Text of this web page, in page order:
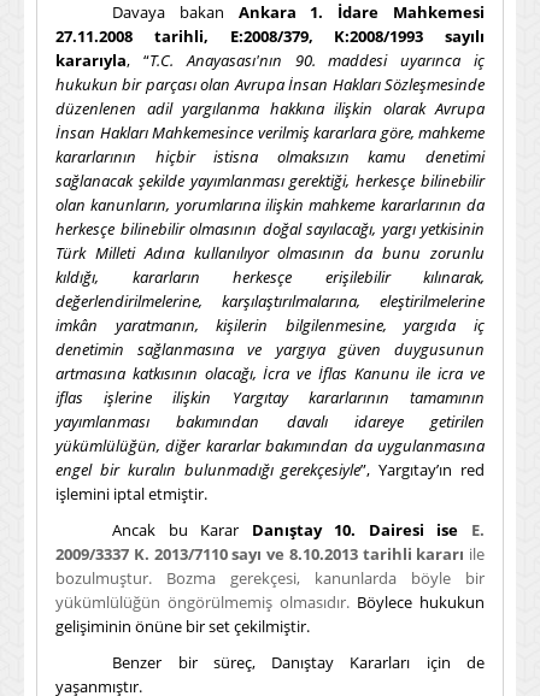
Davaya bakan Ankara 1. İdare Mahkemesi
27.11.2008 tarihli, E:2008/379, K:2008/1993 sayılı
kararıyla, “T.C. Anayasası'nın 90. maddesi uyarınca iç
hukukun bir parçası olan Avrupa İnsan Hakları Sözleşmesinde
düzenlenen adil yargılanma hakkına ilişkin olarak Avrupa
İnsan Hakları Mahkemesince verilmiş kararlara göre, mahkeme
kararlarının hiçbir istisna olmaksızın kamu denetimi
sağlanacak şekilde yayımlanması gerektiği, herkesçe bilinebilir
olan kanunların, yorumlarına ilişkin mahkeme kararlarının da
herkesçe bilinebilir olmasının doğal sayılacağı, yargı yetkisinin
Türk Milleti Adına kullanılıyor olmasının da bunu zorunlu
kıldığı, kararların herkesçe erişilebilir kılınarak,
değerlendirilmelerine, karşılaştırılmalarına, eleştirilmelerine
imkân yaratmanın, kişilerin bilgilenmesine, yargıda iç
denetimin sağlanmasına ve yargıya güven duygusunun
artmasına katkısının olacağı, İcra ve İflas Kanunu ile icra ve
iflas işlerine ilişkin Yargıtay kararlarının tamamının
yayımlanması bakımından davalı idareye getirilen
yükümlülüğün, diğer kararlar bakımından da uygulanmasına
engel bir kuralın bulunmadığı gerekçesiyle”, Yargıtay’ın red
işlemini iptal etmiştir.
Ancak bu Karar Danıştay 10. Dairesi ise E.
2009/3337 K. 2013/7110 sayı ve 8.10.2013 tarihli kararı ile
bozulmuştur. Bozma gerekçesi, kanunlarda böyle bir
yükümlülüğün öngörülmemiş olmasıdır. Böylece hukukun
gelişiminin önüne bir set çekilmiştir.
Benzer bir süreç, Danıştay Kararları için de
yaşanmıştır.